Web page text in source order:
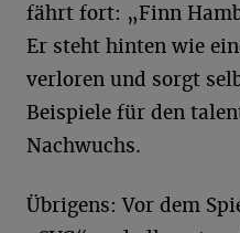
fährt fort: „Finn
Er steht hinten wie
verloren und sorgt
Beispiele für den
Nachwuchs.
Übrigens: Vor dem